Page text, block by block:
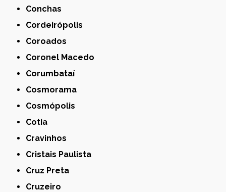
Conchas
Cordeirópolis
Coroados
Coronel Macedo
Corumbataí
Cosmorama
Cosmópolis
Cotia
Cravinhos
Cristais Paulista
Cruz Preta
Cruzeiro